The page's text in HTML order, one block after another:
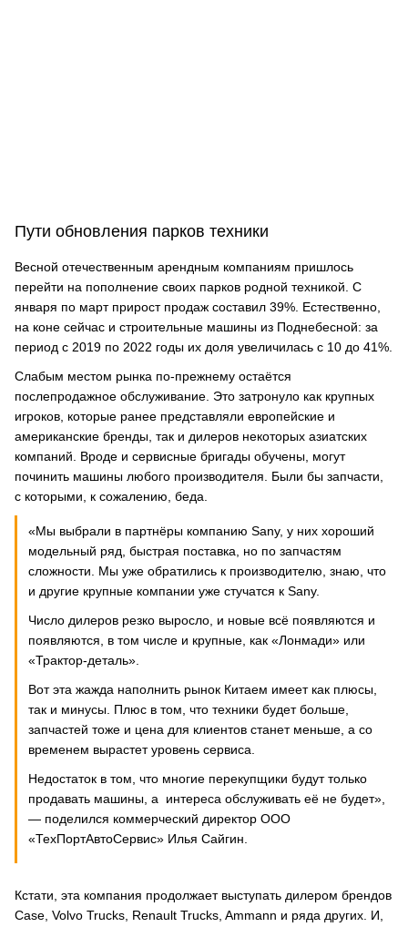
Пути обновления парков техники
Весной отечественным арендным компаниям пришлось
перейти на пополнение своих парков родной техникой. С
января по март прирост продаж составил 39%. Естественно,
на коне сейчас и строительные машины из Поднебесной: за
период с 2019 по 2022 годы их доля увеличилась с 10 до 41%.
Слабым местом рынка по-прежнему остаётся
послепродажное обслуживание. Это затронуло как крупных
игроков, которые ранее представляли европейские и
американские бренды, так и дилеров некоторых азиатских
компаний. Вроде и сервисные бригады обучены, могут
починить машины любого производителя. Были бы запчасти,
с которыми, к сожалению, беда.
«Мы выбрали в партнёры компанию Sany, у них хороший
модельный ряд, быстрая поставка, но по запчастям
сложности. Мы уже обратились к производителю, знаю, что
и другие крупные компании уже стучатся к Sany.
Число дилеров резко выросло, и новые всё появляются и
появляются, в том числе и крупные, как «Лонмади» или
«Трактор-деталь».
Вот эта жажда наполнить рынок Китаем имеет как плюсы,
так и минусы. Плюс в том, что техники будет больше,
запчастей тоже и цена для клиентов станет меньше, а со
временем вырастет уровень сервиса.
Недостаток в том, что многие перекупщики будут только
продавать машины, а интереса обслуживать её не будет»,
— поделился коммерческий директор ООО
«ТехПортАвтоСервис» Илья Сайгин.
Кстати, эта компания продолжает выступать дилером брендов
Case, Volvo Trucks, Renault Trucks, Ammann и ряда других. И,